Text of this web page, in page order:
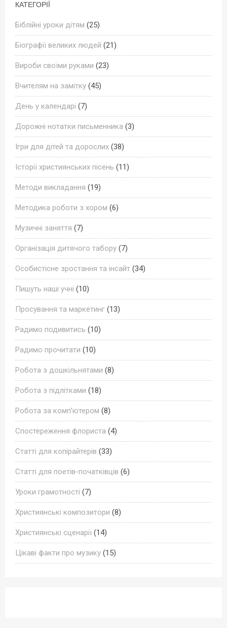
КАТЕГОРІЇ
Біблійні уроки дітям (25)
Біографії великих людей (21)
Вироби своїми руками (23)
Вчителям на замітку (45)
День у календарі (7)
Дорожні нотатки письменника (3)
Ігри для дітей та дорослих (38)
Історії християнських пісень (11)
Методи викладання (19)
Методика роботи з хором (6)
Музичні заняття (7)
Організація дитячого табору (7)
Особистісне зростання та інсайт (34)
Пишуть наші учні (10)
Просування та маркетинг (13)
Радимо подивитись (10)
Радимо прочитати (10)
Робота з дошкільнятами (8)
Робота з підлітками (18)
Робота за комп'ютером (8)
Спостереження флориста (4)
Статті для копірайтерів (33)
Статті для поетів-початківців (6)
Уроки грамотності (7)
Християнські композитори (8)
Християнські сценарії (14)
Цікаві факти про музику (15)